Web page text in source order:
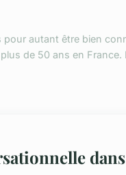
autant être bien
de 50 ans en France.